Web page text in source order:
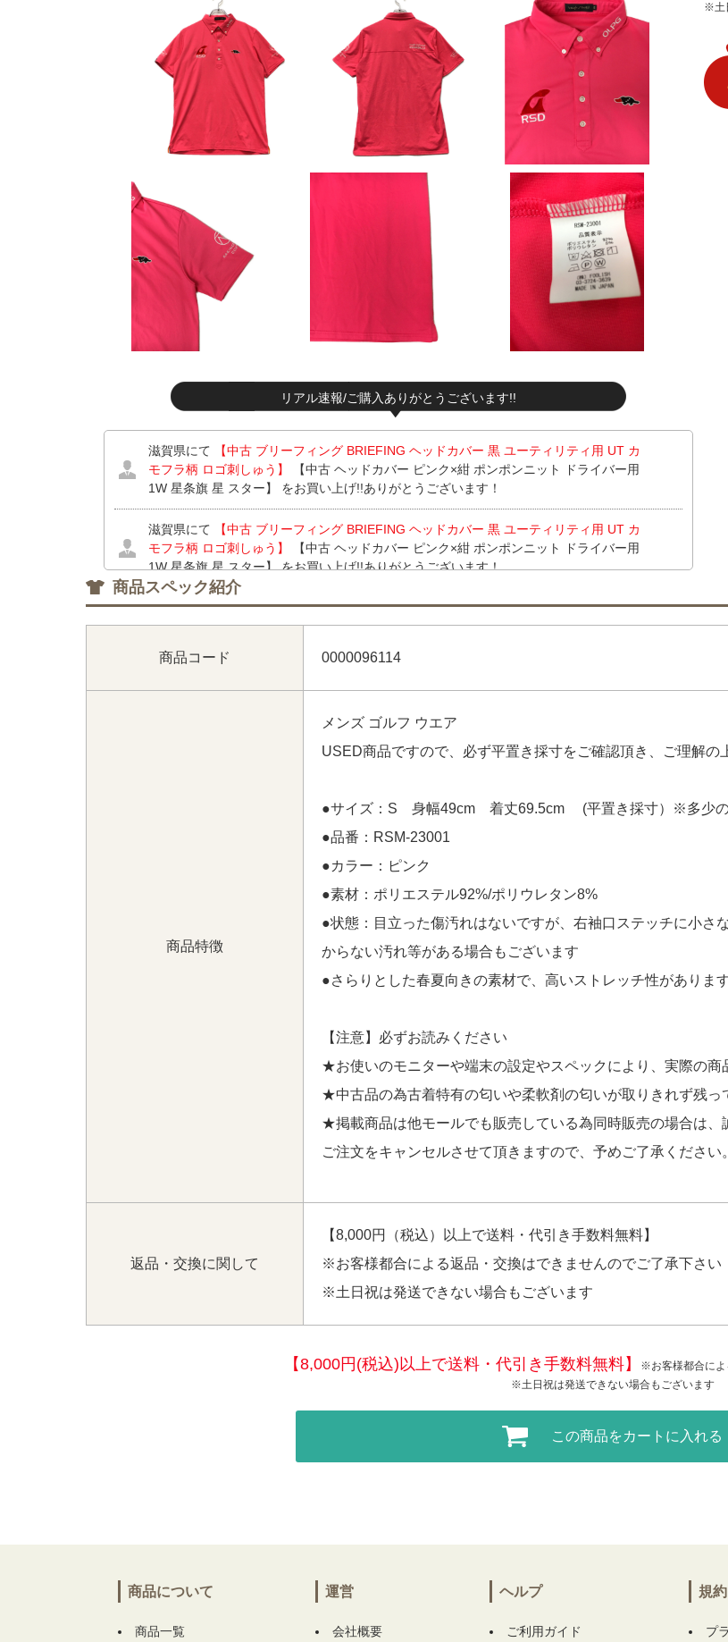
リアル速報/ご購入ありがとうございます!!
滋賀県にて 【中古 ブリーフィング BRIEFING ヘッドカバー 黒 ユーティリティ用 UT カ
モフラ柄 ロゴ刺しゅう】
【中古 ヘッドカバー ピンク×紺 ポンポンニット ドライバー用
1W 星条旗 星 スター】 をお買い上げ!!ありがとうございます！
滋賀県にて 【中古 ブリーフィング BRIEFING ヘッドカバー 黒 ユーティリティ用 UT カ
モフラ柄 ロゴ刺しゅう】
【中古 ヘッドカバー ピンク×紺 ポンポンニット ドライバー用
1W 星条旗 星 スター】 をお買い上げ!!ありがとうございます！
滋賀県にて【中古 ブリーフィング BRIEFING ヘッドカバー 黒 ユーティリティ用 UT カ
モフラ柄 ロゴ刺しゅう】をお買い上げ!!ありがとうございます！
埼玉県にて
【中古 ニューバランスゴルフ New Balance golf レインキャップ フリー ネイ
スゴルフ New Balance golf 半袖ポロシャツ 5(L) 黄色 イエロー チェック キャップ柄 メッ
シュ調】 をお買い上げ!!ありがとうございます！
【中古 メンズ ニューバランスゴルフ New Balance golf
※土
商品スペック紹介
商品コード 0000096114
商品特徴
メンズ ゴルフ ウエア
USED商品ですので、必ず平置き採寸をご確認頂き、ご理解の
●サイズ：S 身幅49cm 着丈69.5cm (平置き採寸）※多少の
●品番：RSM-23001
●カラー：ピンク
●素材：ポリエステル92%/ポリウレタン8%
●状態：目立った傷汚れはないですが、右袖口ステッチに小さ
からない汚れ等がある場合もございます
●さらりとした春夏向きの素材で、高いストレッチ性がありま
【注意】必ずお読みください
★お使いのモニターや端末の設定やスペックにより、実際の
★中古品の為古着特有の匂いや柔軟剤の匂いが取りきれず残っ
★掲載商品は他モールでも販売している為同時販売の場合は、
ご注文をキャンセルさせて頂きますので、予めご了承ください。
返品・交換に関して
【8,000円（税込）以上で送料・代引き手数料無料】
※お客様都合による返品・交換はできませんのでご了承下さい
※土日祝は発送できない場合もございます
【8,000円(税込)以上で送料・代引き手数料無料】
※お客様都合によ
※土日祝は発送できない場合もございます
この商品をカートに入れる
商品について
商品一覧
運営
会社概要
ヘルプ
ご利用ガイド
規約
プ